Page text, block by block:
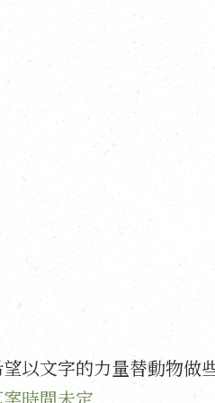
以文字的力量替動物做